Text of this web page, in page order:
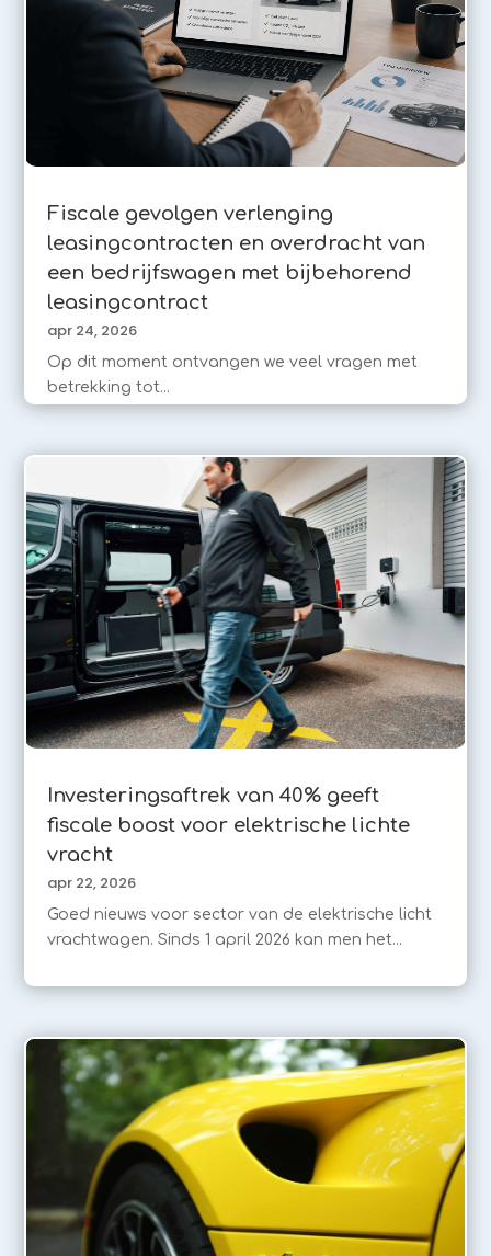
Fiscale gevolgen verlenging
leasingcontracten en overdracht van
een bedrijfswagen met bijbehorend
leasingcontract
apr 24, 2026
Op dit moment ontvangen we veel vragen met
betrekking tot...
Investeringsaftrek van 40% geeft
fiscale boost voor elektrische lichte
vracht
apr 22, 2026
Goed nieuws voor sector van de elektrische licht
vrachtwagen. Sinds 1 april 2026 kan men het...